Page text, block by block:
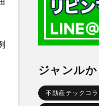
ジャンル
不動産テックコ